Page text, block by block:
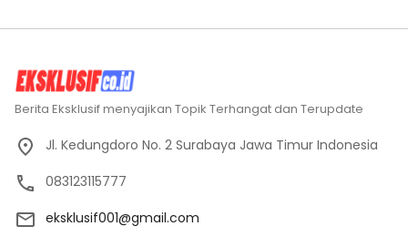
Berita Eksklusif menyajikan Topik Terhangat dan Terupdate
Jl. Kedungdoro No. 2 Surabaya Jawa Timur Indonesia
083123115777
eksklusif001@gmail.com